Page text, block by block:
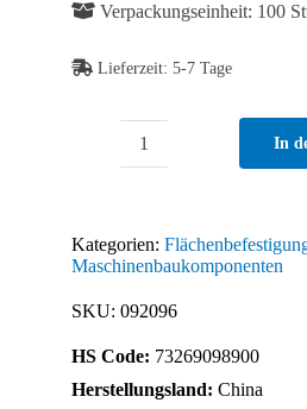
Verpackungseinheit: 100
Lieferzeit: 5-7 Tage
30
30
WG
Menge
In
Kategorien:
Maschinenbaukomponenten
SKU: 092096
HS Code: 73269098900
Herstellungsland: China